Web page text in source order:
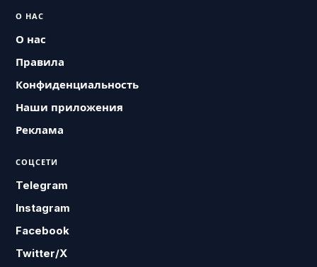
О НАС
О нас
Правила
Конфиденциальность
Наши приложения
Реклама
СОЦСЕТИ
Telegram
Instagram
Facebook
Twitter/X